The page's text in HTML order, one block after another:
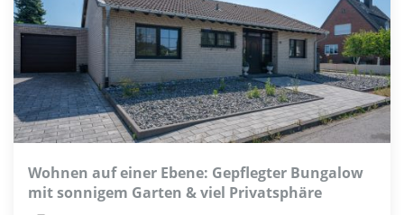
Wohnen auf einer Ebene: Gepflegter Bungalow
mit sonnigem Garten & viel Privatsphäre